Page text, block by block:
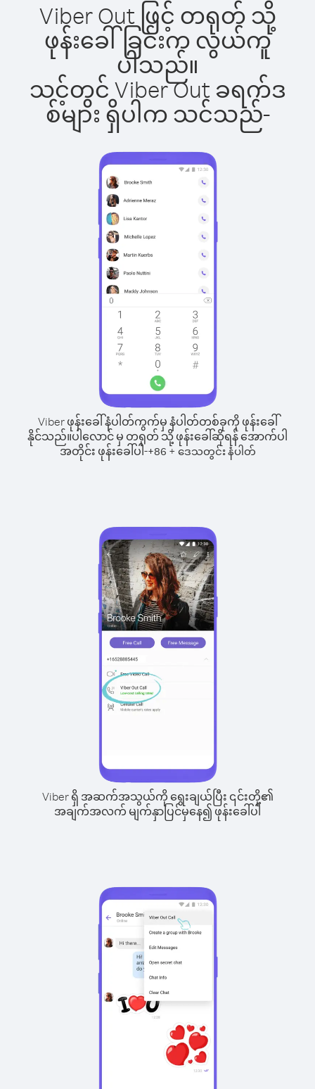
Viber Out ဖြင့် တရုတ် သို့
ဖုန်းခေါ်ခြင်းက လွယ်ကူ
ပါသည်။
သင့်တွင် Viber Out ခရက်ဒ
စ်များ ရှိပါက သင်သည်-
Viber ဖုန်းခေါ်နံပါတ်ကွက်မှ နံပါတ်တစ်ခုကို ဖုန်းခေါ်
နိုင်သည်။ပါလောင် မှ တရုတ် သို့ ဖုန်းခေါ်ဆိုရန် အောက်ပါ
အတိုင်း ဖုန်းခေါ်ပါ-+86 + ဒေသတွင်း နံပါတ်
Viber ရှိ အဆက်အသွယ်ကို ရွေးချယ်ပြီး ၎င်းတို့၏
အချက်အလက် မျက်နှာပြင်မှနေ၍ ဖုန်းခေါ်ပါ